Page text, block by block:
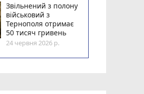
Звільнений з полону
військовий з
Тернополя отримає
50 тисяч гривень
24 червня 2026 р.